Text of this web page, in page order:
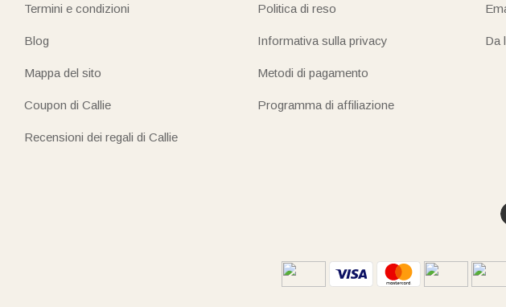
Termini e condizioni
Blog
Mappa del sito
Coupon di Callie
Recensioni dei regali di Callie
Politica di reso
Informativa sulla privacy
Metodi di pagamento
Programma di affiliazione
Da